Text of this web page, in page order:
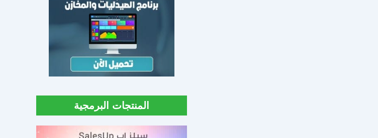
المنتجات البرمجية